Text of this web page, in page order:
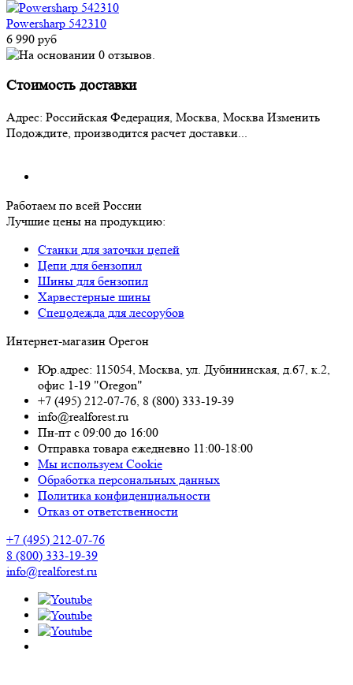
Powersharp 542310
6 990 руб
Стоимость доставки
Адрес: Российская Федерация, Москва, Москва Изменить
Подождите, производится расчет доставки...
Работаем по всей России
Лучшие цены на продукцию:
Станки для заточки цепей
Цепи для бензопил
Шины для бензопил
Харвестерные шины
Спецодежда для лесорубов
Интернет-магазин Орегон
Юр.адрес: 115054, Москва, ул. Дубининская, д.67, к.2,
офис 1-19 "Oregon"
+7 (495) 212-07-76, 8 (800) 333-19-39
info@realforest.ru
Пн-пт с 09:00 до 16:00
Отправка товара ежедневно 11:00-18:00
Мы используем Cookie
Обработка персональных данных
Политика конфиденциальности
Отказ от ответственности
+7 (495) 212-07-76
8 (800) 333-19-39
info@realforest.ru